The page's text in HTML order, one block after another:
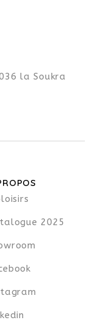
la Soukra
2025